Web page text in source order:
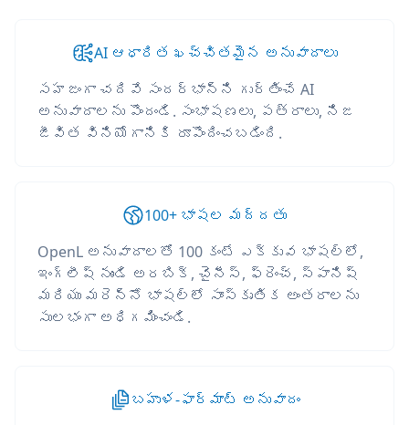
AI ఆధారిత ఖచ్చితమైన అనువాదాలు
సహజంగా చదివే సందర్భాన్ని గుర్తించే AI
అనువాదాలను పొందండి. సంభాషణలు, పత్రాలు, నిజ
జీవిత వినియోగానికి రూపొందించబడింది.
100+ భాషల మద్దతు
OpenL అనువాదాలతో 100 కంటే ఎక్కువ భాషల్లో,
ఇంగ్లీష్ నుండి అరబిక్, చైనీస్, ఫ్రెంచ్, స్పానిష్
మరియు మరెన్నో భాషల్లో సాంస్కృతిక అంతరాలను
సులభంగా అధిగమించండి.
బహుళ-ఫార్మాట్ అనువాదం